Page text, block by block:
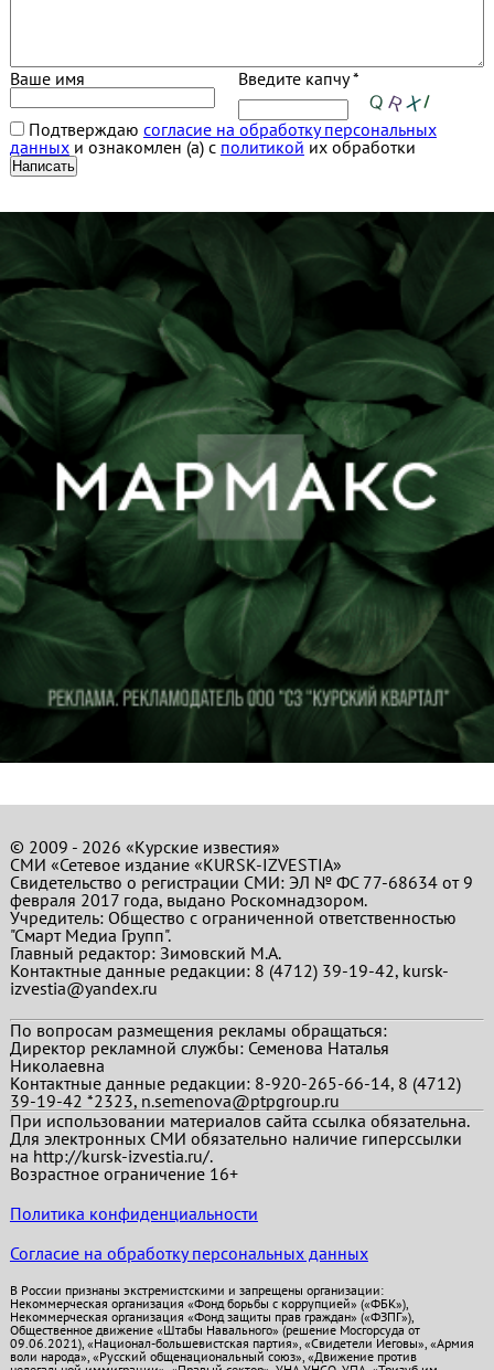
Ваше имя Введите капчу *
Подтверждаю согласие на обработку персональных
данныхи ознакомлен (а) с политикой их обработки
© 2009 - 2026 «Курские известия»
СМИ «Сетевое издание «KURSK-IZVESTIA»
Свидетельство о регистрации СМИ: ЭЛ № ФС 77-68634 от 9
февраля 2017 года, выдано Роскомнадзором.
Учредитель: Общество с ограниченной ответственностью
"Смарт Медиа Групп".
Главный редактор:Зимовский М.А.
Контактные данные редакции: 8 (4712) 39-19-42, kursk-
izvestia@yandex.ru
По вопросам размещения рекламы обращаться:
Директор рекламной службы: Семенова Наталья
Николаевна
Контактные данные редакции: 8-920-265-66-14, 8 (4712)
39-19-42 *2323, n.semenova@ptpgroup.ru
При использовании материалов сайта ссылка обязательна.
Для электронных СМИ обязательно наличие гиперссылки
на http://kursk-izvestia.ru/.
Возрастное ограничение 16+
Политика конфиденциальности
Согласие на обработку персональных данных
В России признаны экстремистскими и запрещены организации:
Некоммерческая организация «Фонд борьбы с коррупцией» («ФБК»),
Некоммерческая организация «Фонд защиты прав граждан» («ФЗПГ»),
Общественное движение «Штабы Навального» (решение Мосгорсуда от
09.06.2021), «Национал-большевистская партия», «Свидетели Иеговы», «Армия
воли народа», «Русский общенациональный союз», «Движение против